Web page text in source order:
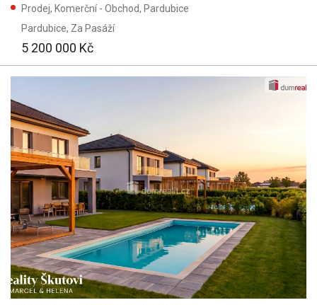
Prodej, Komerční - Obchod, Pardubice
Pardubice, Za Pasáží
5 200 000 Kč